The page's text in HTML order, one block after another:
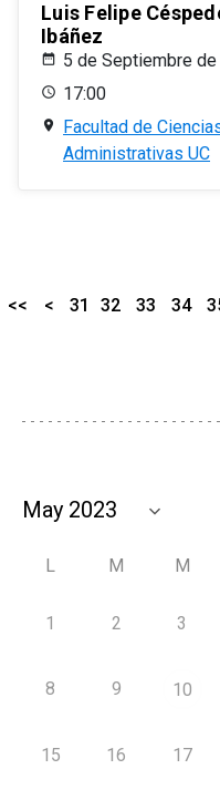
Luis Felipe
Ibáñez
5 de Septiembre
17:00
Facultad de
Administrativas UC
<< < 31 32 33 34
L M M
1 2 3
8 9 10
15 16 17